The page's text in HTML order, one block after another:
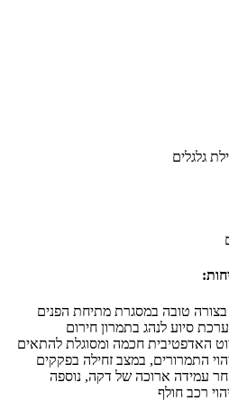
טובה במסגרת מתיחת הפנים
סיוע לנהג בתמרון חירום
האדפטיבית חכמה ומסוגלת להתאים
התמרורים, במצב זחילה בפקקים
עמידה ארוכה של דקה, נוספה
רכב חולף